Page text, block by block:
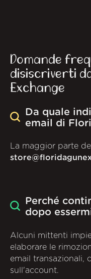
Domande
disiscriverti
Exchange
Da quale
email di
La maggior parte
Perché
dopo
Alcuni mittenti
elaborare le
email transazionali,
sull'account.